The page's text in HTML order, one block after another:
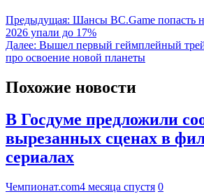
Предыдущая: Шансы BC.Game попасть
2026 упали до 17%
Далее: Вышел первый геймплейный
про освоение новой планеты
Похожие новости
В Госдуме предложили
вырезанных сценах в
сериалах
Чемпионат.com4 месяца спустя 0